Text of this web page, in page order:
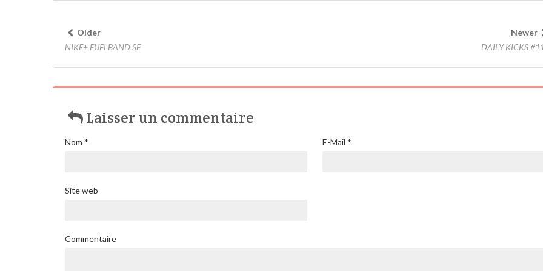
Older
NIKE+ FUELBAND SE
Newer
DAILY KICKS
Laisser un commentaire
Nom * E-Mail *
Site web
Commentaire